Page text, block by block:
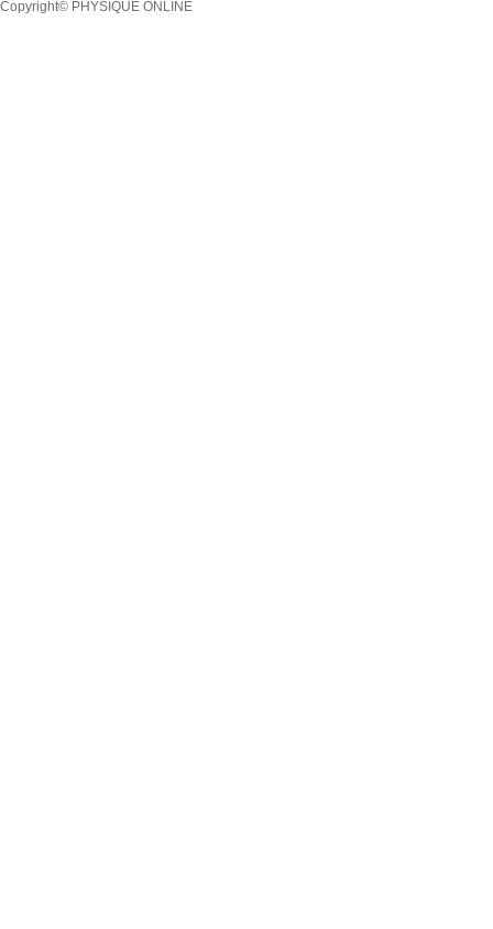
Copyright© PHYSIQUE ONLINE